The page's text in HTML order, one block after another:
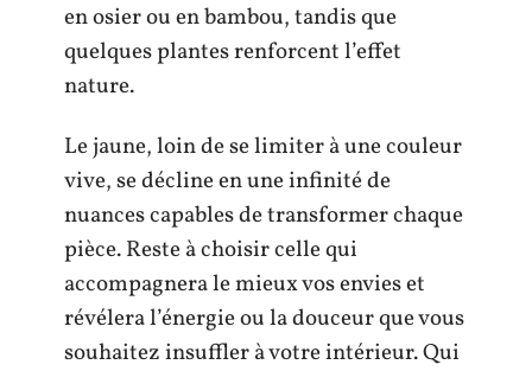
en osier ou en bambou, tandis que
quelques plantes renforcent l’effet
nature.
Le jaune, loin de se limiter à une couleur
vive, se décline en une infinité de
nuances capables de transformer chaque
pièce. Reste à choisir celle qui
accompagnera le mieux vos envies et
révélera l’énergie ou la douceur que vous
souhaitez insuffler à votre intérieur. Qui